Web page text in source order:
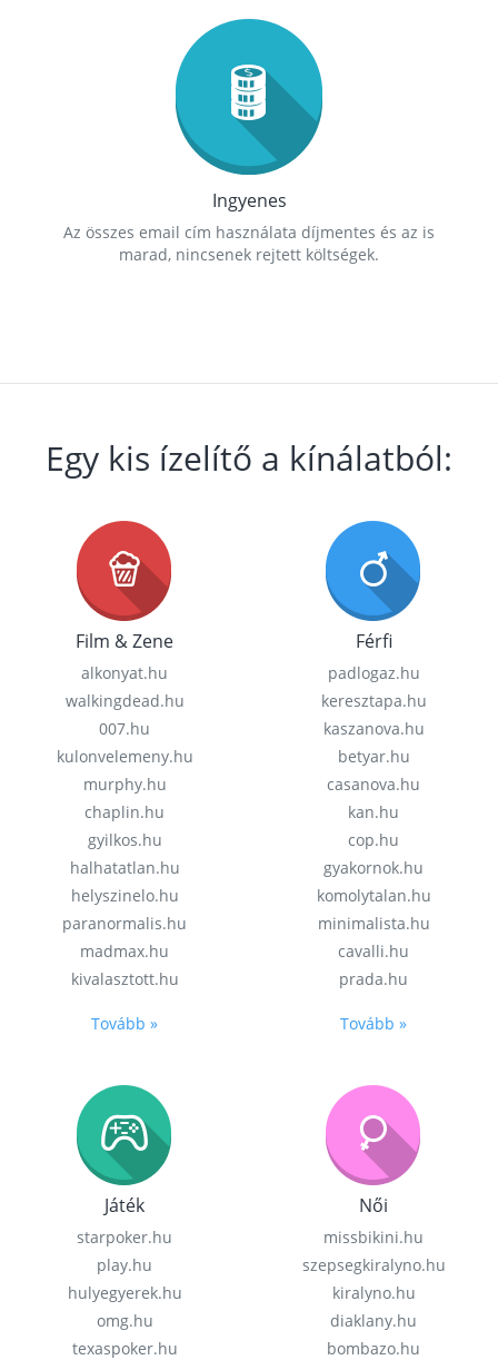
Ingyenes
Az összes email cím használata díjmentes és az is
marad, nincsenek rejtett költségek.
Egy kis ízelítő a kínálatból:
Film & Zene
alkonyat.hu
walkingdead.hu
007.hu
kulonvelemeny.hu
murphy.hu
chaplin.hu
gyilkos.hu
halhatatlan.hu
helyszinelo.hu
paranormalis.hu
madmax.hu
kivalasztott.hu
Tovább »
Férfi
padlogaz.hu
keresztapa.hu
kaszanova.hu
betyar.hu
casanova.hu
kan.hu
cop.hu
gyakornok.hu
komolytalan.hu
minimalista.hu
cavalli.hu
prada.hu
Tovább »
Játék
starpoker.hu
play.hu
hulyegyerek.hu
omg.hu
texaspoker.hu
Női
missbikini.hu
szepsegkiralyno.hu
kiralyno.hu
diaklany.hu
bombazo.hu